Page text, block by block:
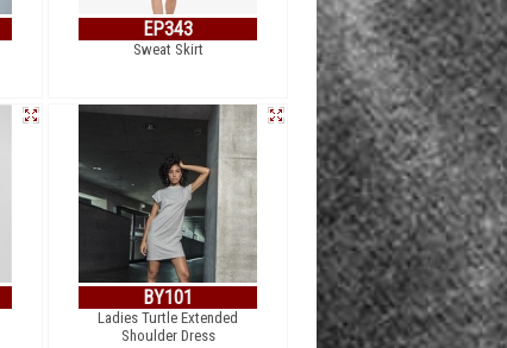
EP343
Sweat Skirt
BY101
Ladies Turtle Extended
Shoulder Dress